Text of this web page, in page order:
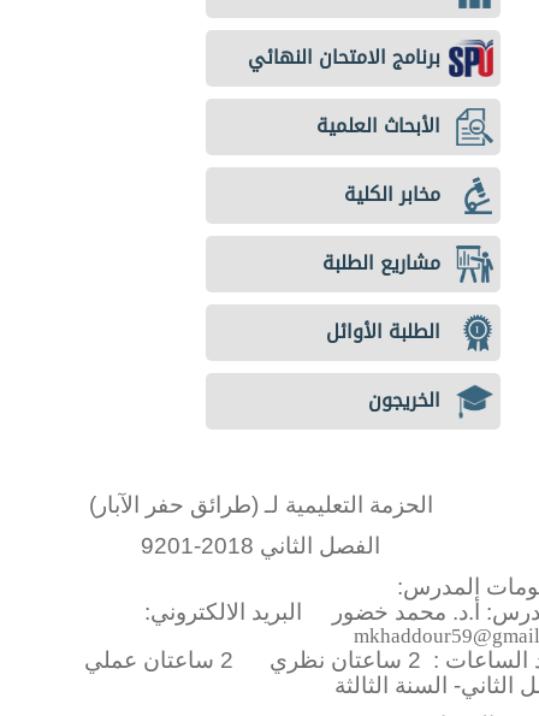
برنامج الامتحان النهائي
الأبحاث العلمية
مخابر الكلية
مشاريع الطلبة
الطلبة الأوائل
الخريجون
الحزمة التعليمية لـ (طرائق حفر الآبار)
الفصل الثاني 2018-201
9
المدرس:
أ.د. محمد خضور البريد الالكتروني:
الساعات : 2 ساعتان نظري
2 ساعتان عملي
الثاني- السنة الثالثة